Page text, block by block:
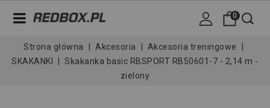
0
Strona główna Akcesoria
Akcesoria treningowe
SKAKANKI
Skakanka basic RBSPORT RB50601-7 - 2,14 m -
zielony